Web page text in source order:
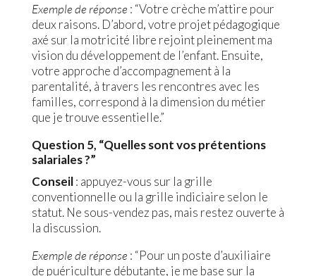
Exemple de réponse : “Votre crèche m’attire pour
deux raisons. D’abord, votre projet pédagogique
axé sur la motricité libre rejoint pleinement ma
vision du développement de l’enfant. Ensuite,
votre approche d’accompagnement à la
parentalité, à travers les rencontres avec les
familles, correspond à la dimension du métier
que je trouve essentielle.”
Question 5, “Quelles sont vos prétentions
salariales ?”
Conseil: appuyez-vous sur la grille
conventionnelle ou la grille indiciaire selon le
statut. Ne sous-vendez pas, mais restez ouverte à
la discussion.
Exemple de réponse : “Pour un poste d’auxiliaire
de puériculture débutante, je me base sur la